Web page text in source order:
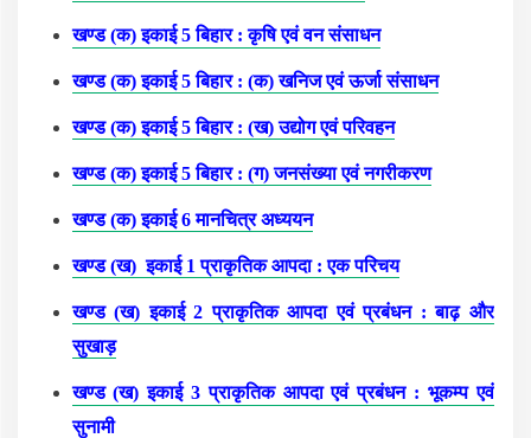
खण्ड (क) इकाई 5 बिहार : कृषि एवं वन संसाधन
खण्ड (क) इकाई 5 बिहार : (क) खनिज एवं ऊर्जा संसाधन
खण्ड (क) इकाई 5 बिहार : (ख) उद्योग एवं परिवहन
खण्ड (क) इकाई 5 बिहार : (ग) जनसंख्या एवं नगरीकरण
खण्ड (क) इकाई 6 मानचित्र अध्ययन
खण्ड (ख) इकाई 1 प्राकृतिक आपदा : एक परिचय
खण्ड (ख) इकाई 2 प्राकृतिक आपदा एवं प्रबंधन : बाढ़ और
सुखाड़
खण्ड (ख) इकाई 3 प्राकृतिक आपदा एवं प्रबंधन : भूकम्प एवं
सुनामी